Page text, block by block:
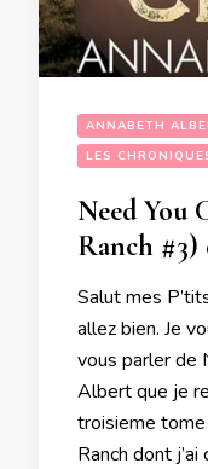
ANNABETH
LES
Need You
Ranch
Salut mes
allez bien. Je
vous parler de
Albert que je
troisieme tome
Ranch dont